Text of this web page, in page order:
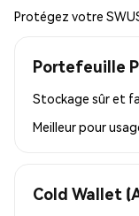
Protégez votre
Portefeuille
Stockage sûr et
Meilleur pour
Cold Wallet